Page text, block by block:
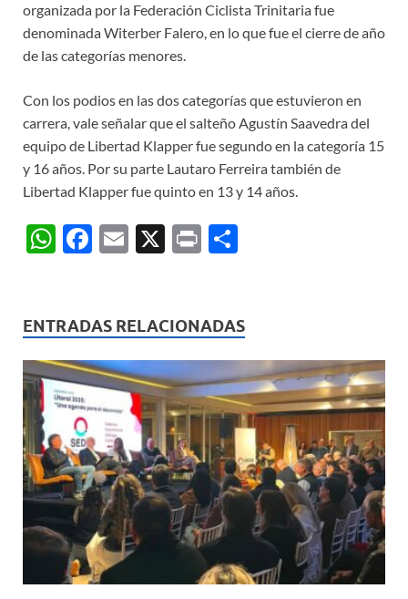
organizada por la Federación Ciclista Trinitaria fue
denominada Witerber Falero, en lo que fue el cierre de año
de las categorías menores.
Con los podios en las dos categorías que estuvieron en
carrera, vale señalar que el salteño Agustín Saavedra del
equipo de Libertad Klapper fue segundo en la categoría 15
y 16 años. Por su parte Lautaro Ferreira también de
Libertad Klapper fue quinto en 13 y 14 años.
W
s
A
p
p
F
b
o
o
k
E
X
P
p
ar
ti
r
ENTRADAS RELACIONADAS